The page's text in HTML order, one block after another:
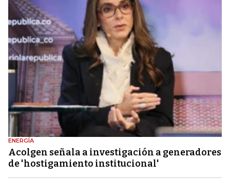
ENERGÍA
Acolgen señala a investigación a generadores
de 'hostigamiento institucional'